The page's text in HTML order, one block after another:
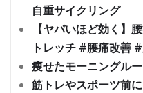
自重サイクリング
【ヤバいほど効く】
トレッチ #腰痛改善
痩せたモーニングル
筋トレやスポーツ前